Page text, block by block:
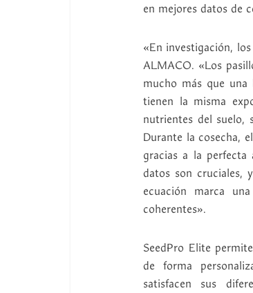
en mejores datos de
«En investigación,
ALMACO. «Los
mucho más que
tienen la misma
nutrientes del suelo,
Durante la cosecha,
gracias a la perfecta
datos son cruciales,
ecuación marca
coherentes».
SeedPro Elite
de forma
satisfacen sus